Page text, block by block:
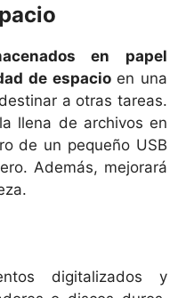
en papel
de espacioen una
a otras tareas.
llena de archivos en
de un pequeño USB
Además, mejorará
digitalizados y